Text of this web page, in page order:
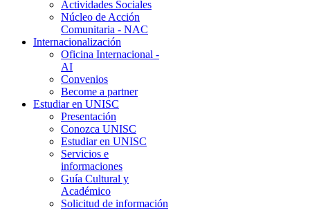
Actividades Sociales
Núcleo de Acción
Comunitaria - NAC
Internacionalización
Oficina Internacional -
AI
Convenios
Become a partner
Estudiar en UNISC
Presentación
Conozca UNISC
Estudiar en UNISC
Servicios e
informaciones
Guía Cultural y
Académico
Solicitud de información